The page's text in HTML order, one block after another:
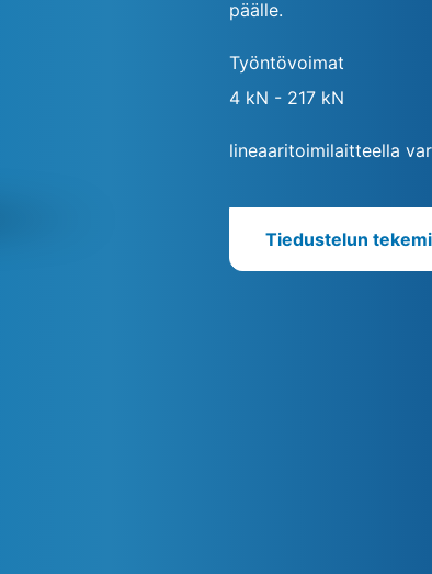
päälle.
Työntövoimat
4 kN - 217 kN
lineaaritoimilaitteella
Tiedustelun